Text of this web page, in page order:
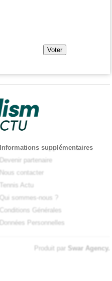
Informations supplémentaires
Devenir partenaire
Nous contacter
Tennis Actu
Qui sommes-nous ?
Conditions Générales
Données Personnelles
Produit par Swar Agency.